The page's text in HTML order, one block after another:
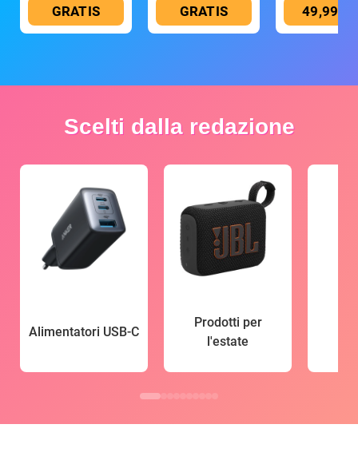
GRATIS GRATIS 49,99 €
Scelti dalla redazione
Alimentatori USB-C
Prodotti per
l'estate